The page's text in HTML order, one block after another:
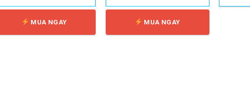
MUA NGAY
có
MUA NGAY